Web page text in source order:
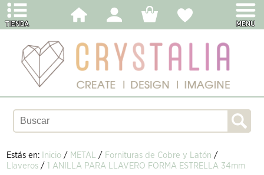
Estás en: Inicio / METAL / Fornituras de Cobre y Latón /
Llaveros /1 ANILLA PARA LLAVERO FORMA ESTRELLA 34mm